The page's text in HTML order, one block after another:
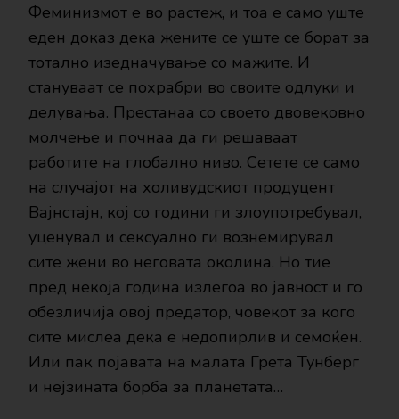
Феминизмот е во растеж, и тоа е само уште
еден доказ дека жените се уште се борат за
тотално изедначување со мажите. И
стануваат се похрабри во своите одлуки и
делувања. Престанаа со своето двовековно
молчење и почнаа да ги решаваат
работите на глобално ниво. Сетете се само
на случајот на холивудскиот продуцент
Вајнстајн, кој со години ги злоупотребувал,
уценувал и сексуално ги вознемирувал
сите жени во неговата околина. Но тие
пред некоја година излегоа во јавност и го
обезличија овој предатор, човекот за кого
сите мислеа дека е недопирлив и семоќен.
Или пак појавата на малата Грета Тунберг
и нејзината борба за планетата…